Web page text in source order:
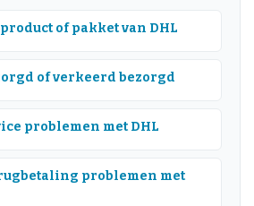
of pakket van DHL
of verkeerd bezorgd
problemen met DHL
problemen met